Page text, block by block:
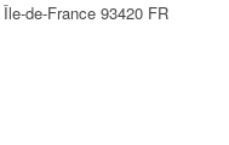
Île-de-France 93420 FR